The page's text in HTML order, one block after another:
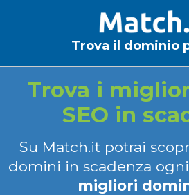
Trova il dominio
Trova i
SEO in
Su Match.it potrai
domini in scadenza
migliori